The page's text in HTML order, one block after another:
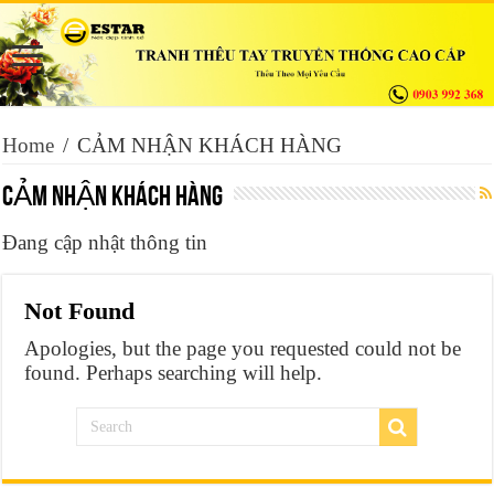
Home / CẢM NHẬN KHÁCH HÀNG
CẢM NHẬN KHÁCH HÀNG
Đang cập nhật thông tin
Not Found
Apologies, but the page you requested could not be
found. Perhaps searching will help.